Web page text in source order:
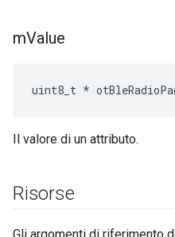
mValue
uint8_t *
Il valore di un attributo.
Risorse